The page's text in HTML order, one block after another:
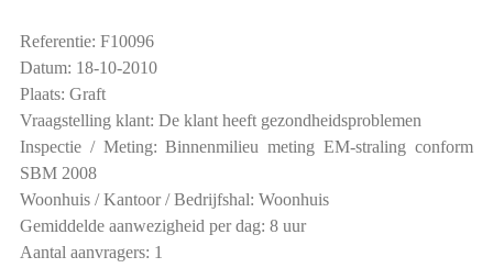
Referentie: F10096
Datum: 18-10-2010
Plaats: Graft
Vraagstelling klant: De klant heeft gezondheidsproblemen
Inspectie / Meting: Binnenmilieu meting EM-straling conform
SBM 2008
Woonhuis / Kantoor / Bedrijfshal: Woonhuis
Gemiddelde aanwezigheid per dag: 8 uur
Aantal aanvragers: 1